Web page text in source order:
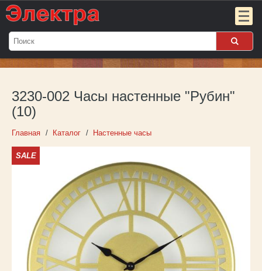
Мой
Пока
пуст
Войти
О компании
Партнёрам
Контакты
3230-002 Часы настенные "Рубин"
(10)
Главная Каталог Настенные часы
SALE